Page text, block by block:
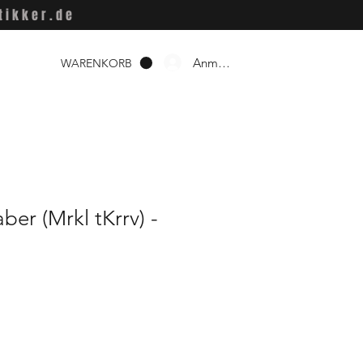
Anmelden
WARENKORB
(Mrkl tKrrv) -